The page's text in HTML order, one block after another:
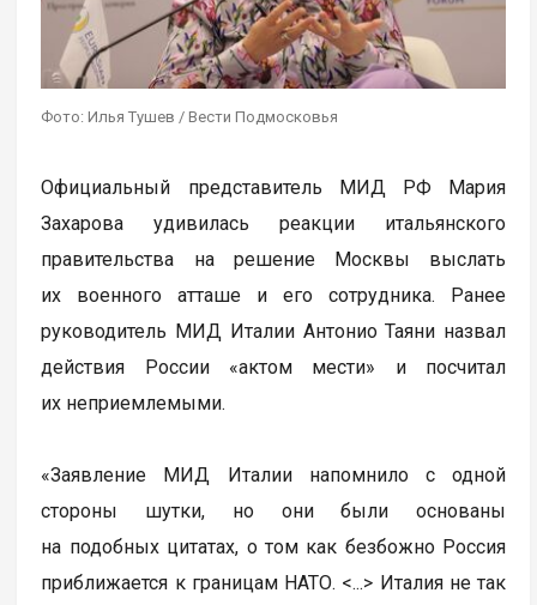
Фото: Илья Тушев / Вести Подмосковья
Официальный представитель МИД РФ Мария
Захарова удивилась реакции итальянского
правительства на решение Москвы выслать
их военного атташе и его сотрудника. Ранее
руководитель МИД Италии Антонио Таяни назвал
действия России «актом мести» и посчитал
их неприемлемыми.
«Заявление МИД Италии напомнило с одной
стороны шутки, но они были основаны
на подобных цитатах, о том как безбожно Россия
приближается к границам НАТО. <...> Италия не так